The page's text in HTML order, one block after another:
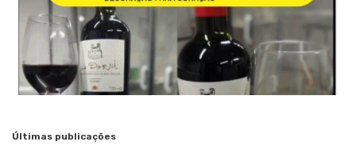
Últimas publicações